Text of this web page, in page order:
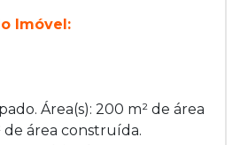
Imóvel:
Área(s): 200 m² de área
de área construída.